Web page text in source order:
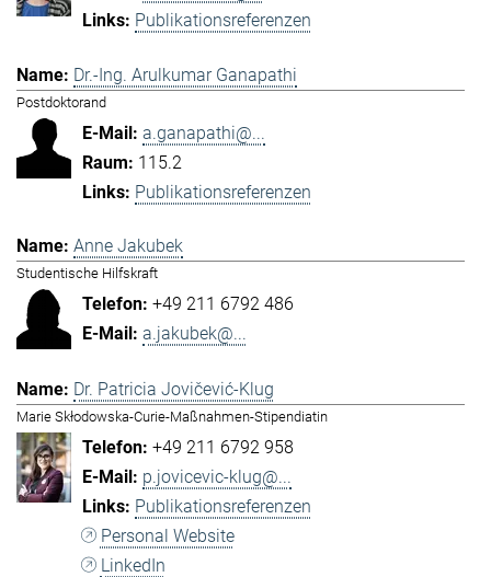
Publikationsreferenzen
Dr.-Ing. Arulkumar Ganapathi
Postdoktorand
a.ganapathi@...
115.2
Publikationsreferenzen
Anne Jakubek
Studentische Hilfskraft
+49 211 6792 486
a.jakubek@...
Dr. Patricia Jovičević-Klug
Marie Skłodowska-Curie-Maßnahmen-Stipendiatin
+49 211 6792 958
p.jovicevic-klug@...
Publikationsreferenzen
Personal Website
LinkedIn